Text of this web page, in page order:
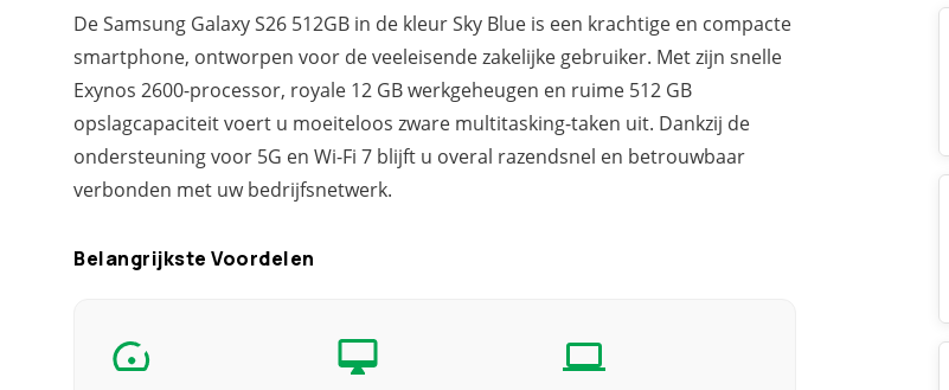
De Samsung Galaxy S26 512GB in de kleur Sky Blue is een krachtige en compacte
smartphone, ontworpen voor de veeleisende zakelijke gebruiker. Met zijn snelle
Exynos 2600-processor, royale 12 GB werkgeheugen en ruime 512 GB
opslagcapaciteit voert u moeiteloos zware multitasking-taken uit. Dankzij de
ondersteuning voor 5G en Wi-Fi 7 blijft u overal razendsnel en betrouwbaar
verbonden met uw bedrijfsnetwerk.
Belangrijkste Voordelen